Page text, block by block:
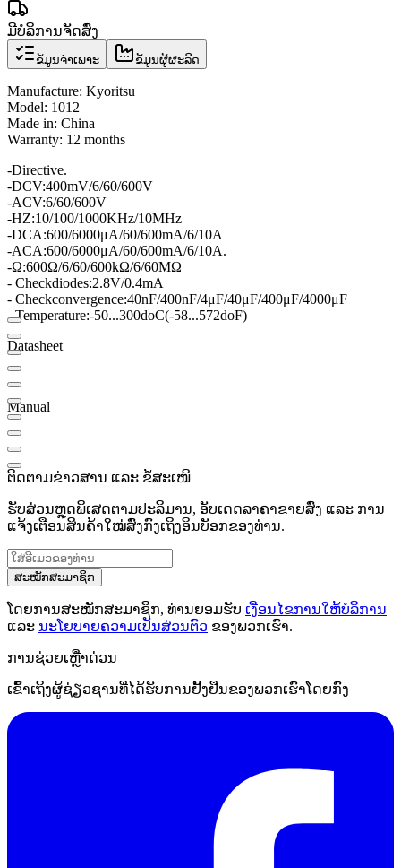
ມີບໍລິການຈັດສົ່ງ
ຂໍ້ມູນຈຳເພາະ ຂໍ້ມູນຜູ້ຜະລິດ
Manufacture: Kyoritsu
Model: 1012
Made in: China
Warranty: 12 months
-Directive.
-DCV:400mV/6/60/600V
-ACV:6/60/600V
-HZ:10/100/1000KHz/10MHz
-DCA:600/6000μA/60/600mA/6/10A
-ACA:600/6000μA/60/600mA/6/10A.
-Ω:600Ω/6/60/600kΩ/6/60MΩ
- Checkdiodes:2.8V/0.4mA
- Checkconvergence:40nF/400nF/4μF/40μF/400μF/4000μF
- Temperature:-50...300doC(-58...572doF)
Datasheet
Manual
ຕິດຕາມຂ່າວສານ ແລະ ຂໍ້ສະເໜີ
ຮັບສ່ວນຫຼຸດພິເສດຕາມປະລິມານ, ອັບເດດລາຄາຂາຍສົ່ງ ແລະ ການ
ແຈ້ງເຕືອນສິນຄ້າໃໝ່ສົ່ງກົງເຖິງອິນບັອກຂອງທ່ານ.
ສະໝັກສະມາຊິກ
ໂດຍການສະໝັກສະມາຊິກ, ທ່ານຍອມຮັບ ເງື່ອນໄຂການໃຫ້ບໍລິການ
ແລະ ນະໂຍບາຍຄວາມເປັນສ່ວນຕົວ ຂອງພວກເຮົາ.
ການຊ່ວຍເຫຼືໍາດ່ວນ
ເຂົ້າເຖິງຜູ້ຊ່ຽວຊານທີ່ໄດ້ຮັບການຢັ້ງຢືນຂອງພວກເຮົາໂດຍກົງ